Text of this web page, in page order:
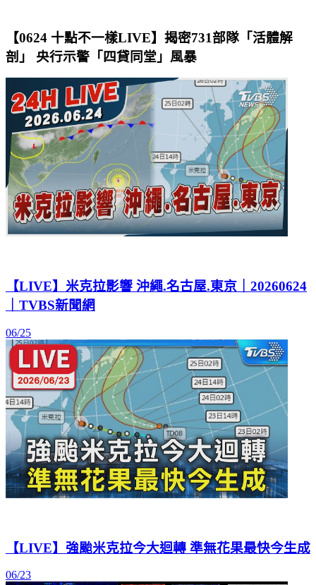
【0624 十點不一樣LIVE】揭密731部隊「活體解
【LIVE】米克拉影響 沖繩.名古屋.東京｜20260624
06/25